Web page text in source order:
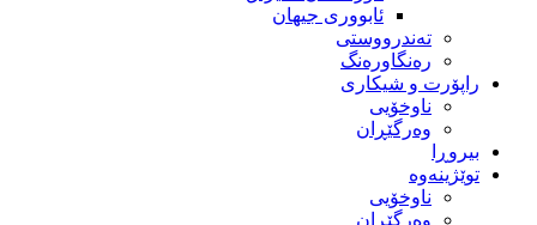
ئابووری جیهان
تەندرووستی
رەنگاورەنگ
راپۆرت و شیکاری
ناوخۆیی
وەرگێڕان
بیروڕا
توێژینەوە
ناوخۆیی
وەرگێڕان